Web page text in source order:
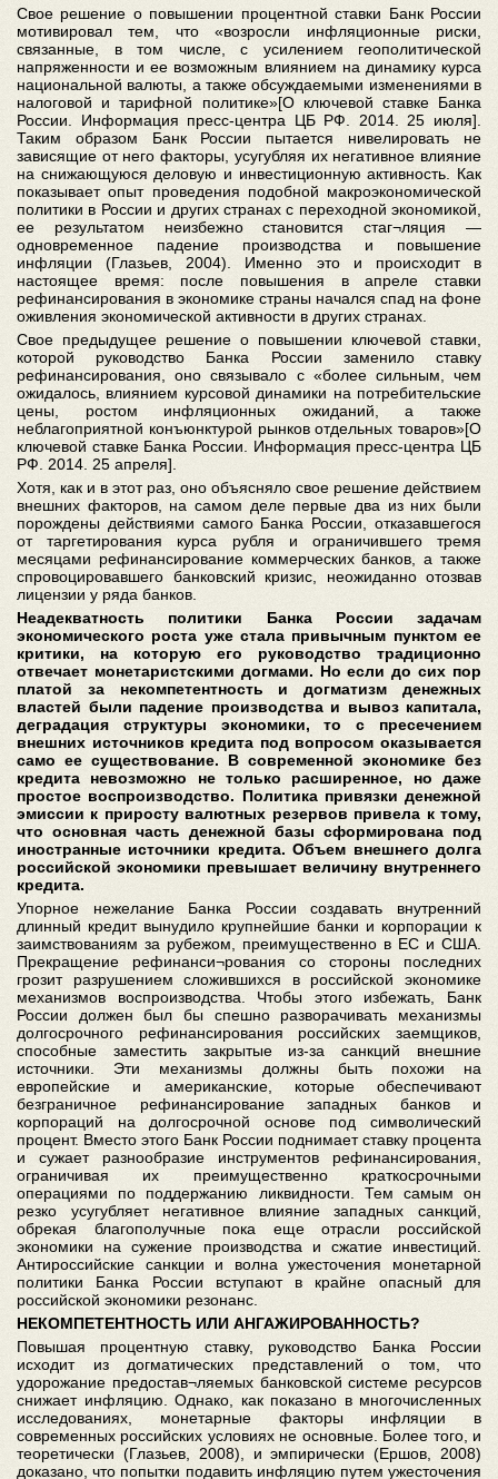
Свое решение о повышении процентной ставки Банк России
мотивировал тем, что «возросли инфляционные риски,
связанные, в том числе, с усилением геополитической
напряженности и ее возможным влиянием на динамику курса
национальной валюты, а также обсуждаемыми изменениями в
налоговой и тарифной политике»[О ключевой ставке Банка
России. Информация пресс-центра ЦБ РФ. 2014. 25 июля].
Таким образом Банк России пытается нивелировать не
зависящие от него факторы, усугубляя их негативное влияние
на снижающуюся деловую и инвестиционную активность. Как
показывает опыт проведения подобной макроэкономической
политики в России и других странах с переходной экономикой,
ее результатом неизбежно становится стаг¬ляция —
одновременное падение производства и повышение
инфляции (Глазьев, 2004). Именно это и происходит в
настоящее время: после повышения в апреле ставки
рефинансирования в экономике страны начался спад на фоне
оживления экономической активности в других странах.
Свое предыдущее решение о повышении ключевой ставки,
которой руководство Банка России заменило ставку
рефинансирования, оно связывало с «более сильным, чем
ожидалось, влиянием курсовой динамики на потребительские
цены, ростом инфляционных ожиданий, а также
неблагоприятной конъюнктурой рынков отдельных товаров»[О
ключевой ставке Банка России. Информация пресс-центра ЦБ
РФ. 2014. 25 апреля].
Хотя, как и в этот раз, оно объясняло свое решение действием
внешних факторов, на самом деле первые два из них были
порождены действиями самого Банка России, отказавшегося
от таргетирования курса рубля и ограничившего тремя
месяцами рефинансирование коммерческих банков, а также
спровоцировавшего банковский кризис, неожиданно отозвав
лицензии у ряда банков.
Неадекватность политики Банка России задачам
экономического роста уже стала привычным пунктом ее
критики, на которую его руководство традиционно
отвечает монетаристскими догмами. Но если до сих пор
платой за некомпетентность и догматизм денежных
властей были падение производства и вывоз капитала,
деградация структуры экономики, то с пресечением
внешних источников кредита под вопросом оказывается
само ее существование. В современной экономике без
кредита невозможно не только расширенное, но даже
простое воспроизводство. Политика привязки денежной
эмиссии к приросту валютных резервов привела к тому,
что основная часть денежной базы сформирована под
иностранные источники кредита. Объем внешнего долга
российской экономики превышает величину внутреннего
кредита.
Упорное нежелание Банка России создавать внутренний
длинный кредит вынудило крупнейшие банки и корпорации к
заимствованиям за рубежом, преимущественно в ЕС и США.
Прекращение рефинанси¬рования со стороны последних
грозит разрушением сложившихся в российской экономике
механизмов воспроизводства. Чтобы этого избежать, Банк
России должен был бы спешно разворачивать механизмы
долгосрочного рефинансирования российских заемщиков,
способные заместить закрытые из-за санкций внешние
источники. Эти механизмы должны быть похожи на
европейские и американские, которые обеспечивают
безграничное рефинансирование западных банков и
корпораций на долгосрочной основе под символический
процент. Вместо этого Банк России поднимает ставку процента
и сужает разнообразие инструментов рефинансирования,
ограничивая их преимущественно краткосрочными
операциями по поддержанию ликвидности. Тем самым он
резко усугубляет негативное влияние западных санкций,
обрекая благополучные пока еще отрасли российской
экономики на сужение производства и сжатие инвестиций.
Антироссийские санкции и волна ужесточения монетарной
политики Банка России вступают в крайне опасный для
российской экономики резонанс.
НЕКОМПЕТЕНТНОСТЬ ИЛИ АНГАЖИРОВАННОСТЬ?
Повышая процентную ставку, руководство Банка России
исходит из догматических представлений о том, что
удорожание предостав¬ляемых банковской системе ресурсов
снижает инфляцию. Однако, как показано в многочисленных
исследованиях, монетарные факторы инфляции в
современных российских условиях не основные. Более того, и
теоретически (Глазьев, 2008), и эмпирически (Ершов, 2008)
доказано, что попытки подавить инфляцию путем ужесточения